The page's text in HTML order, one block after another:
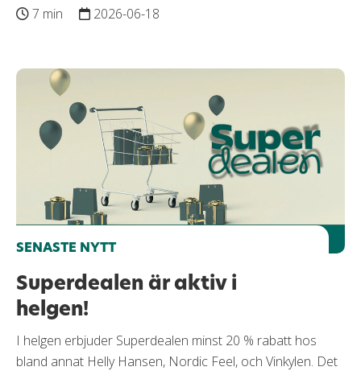
7 min
2026-06-18
SENASTE NYTT
Superdealen är aktiv i
helgen!
I helgen erbjuder Superdealen minst 20 % rabatt hos
bland annat Helly Hansen, Nordic Feel, och Vinkylen. Det